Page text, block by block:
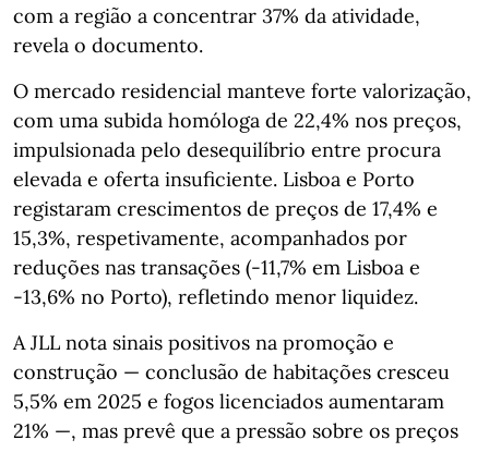
com a região a concentrar 37% da atividade,
revela o documento.
O mercado residencial manteve forte valorização,
com uma subida homóloga de 22,4% nos preços,
impulsionada pelo desequilíbrio entre procura
elevada e oferta insuficiente. Lisboa e Porto
registaram crescimentos de preços de 17,4% e
15,3%, respetivamente, acompanhados por
reduções nas transações (‑11,7% em Lisboa e
‑13,6% no Porto), refletindo menor liquidez.
A JLL nota sinais positivos na promoção e
construção — conclusão de habitações cresceu
5,5% em 2025 e fogos licenciados aumentaram
21% —, mas prevê que a pressão sobre os preços